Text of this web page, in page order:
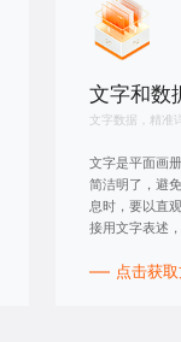
文字和数
文字数据，精准
文字是平面画
简洁明了，避
息时，要以直
接用文字表述
点击获